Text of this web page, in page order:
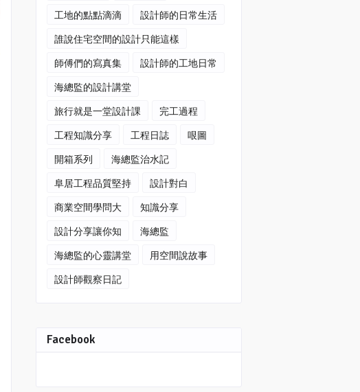
工地的點點滴滴
設計師的日常生活
誰說住宅空間的設計只能這樣
師傅們的寫真集
設計師的工地日常
海總監的設計講堂
旅行就是一堂設計課
完工過程
工程知識分享
工程日誌
哏圖
開箱系列
海總監治水記
阜居工程品質堅持
設計對白
商業空間學問大
知識分享
設計分享讓你知
海總監
海總監的心靈講堂
用空間說故事
設計師觀察日記
Facebook